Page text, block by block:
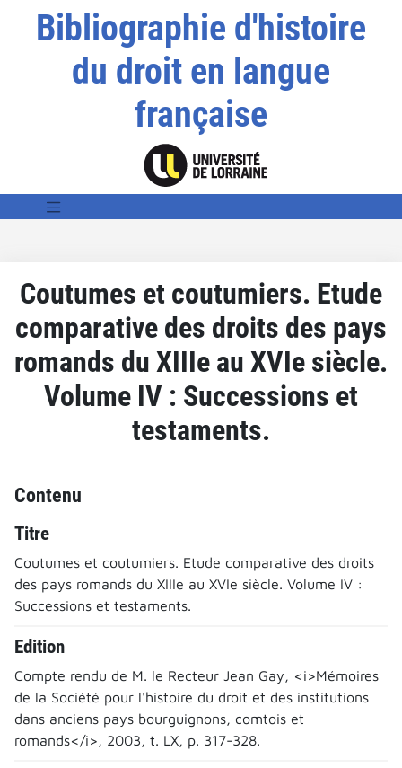
Bibliographie d'histoire
du droit en langue
française
Coutumes et coutumiers. Etude
comparative des droits des pays
romands du XIIIe au XVIe siècle.
Volume IV : Successions et
testaments.
Contenu
Titre
Coutumes et coutumiers. Etude comparative des droits
des pays romands du XIIIe au XVIe siècle. Volume IV :
Successions et testaments.
Edition
Compte rendu de M. le Recteur Jean Gay, <i>Mémoires
de la Société pour l'histoire du droit et des institutions
dans anciens pays bourguignons, comtois et
romands</i>, 2003, t. LX, p. 317-328.